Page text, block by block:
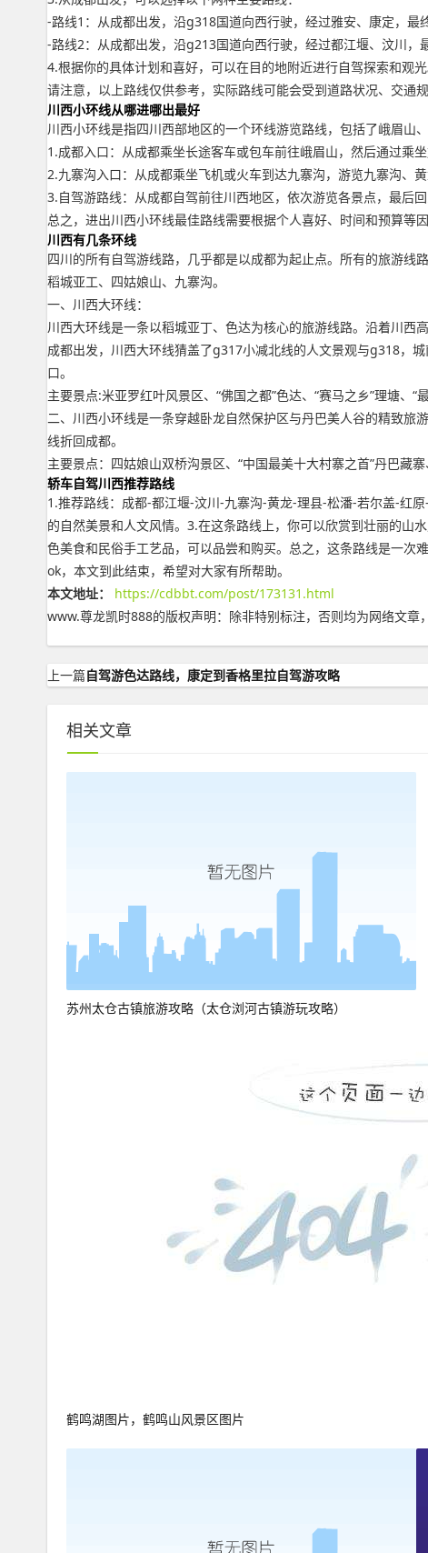
-路线1：从成都出发，沿g318国道向西行驶，经过雅安、康定，最
-路线2：从成都出发，沿g213国道向西行驶，经过都江堰、汶川，
4.根据你的具体计划和喜好，可以在目的地附近进行自驾探索和观光
请注意，以上路线仅供参考，实际路线可能会受到道路状况、交通
川西小环线从哪进哪出最好
川西小环线是指四川西部地区的一个环线游览路线，包括了峨眉山
1.成都入口：从成都乘坐长途客车或包车前往峨眉山，然后通过乘
2.九寨沟入口：从成都乘坐飞机或火车到达九寨沟，游览九寨沟、
3.自驾游路线：从成都自驾前往川西地区，依次游览各景点，最后
总之，进出川西小环线最佳路线需要根据个人喜好、时间和预算等
川西有几条环线
四川的所有自驾游线路，几乎都是以成都为起止点。所有的旅游
稻城亚工、四姑娘山、九寨沟。
一、川西大环线：
川西大环线是一条以稻城亚丁、色达为核心的旅游线路。沿着川西
成都出发，川西大环线猜盖了g317小减北线的人文景观与g318，
口。
主要景点:米亚罗红叶风景区、“佛国之都”色达、“赛马之乡”理塘、“
二、川西小环线是一条穿越卧龙自然保护区与丹巴美人谷的精致
线折回成都。
主要景点：四姑娘山双桥沟景区、“中国最美十大村寨之首”丹巴藏
轿车自驾川西推荐路线
1.推荐路线：成都-都江堰-汶川-九寨沟-黄龙-理县-松潘-若尔盖-红
的自然美景和人文风情。3.在这条路线上，你可以欣赏到壮丽的山
色美食和民俗手工艺品，可以品尝和购买。总之，这条路线是一次
ok，本文到此结束，希望对大家有所帮助。
本文地址：
https://cdbbt.com/post/173131.html
www.尊龙凯时888的版权声明： 除非特别标注，否则均为网络文章
上一篇自驾游色达路线，康定到香格里拉自驾游攻略
相关文章
苏州太仓古镇旅游攻略（太仓浏河古镇游玩攻略）
鹤鸣湖图片，鹤鸣山风景区图片